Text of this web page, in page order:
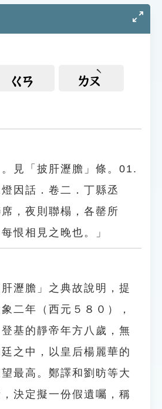
ㄍㄢ ㄌㄡ
見「披肝瀝膽」條。01.
因話．卷二．丁縣丞
，夜則聯榻，各罄所
恨相見之晚也。」
瀝膽」之典故說明，提
二年（西元５８０），
基的靜帝年方八歲，無
之中，以皇后楊麗華的
最高。鄭譯和劉昉等大
決定擬一份假遺囑，稱